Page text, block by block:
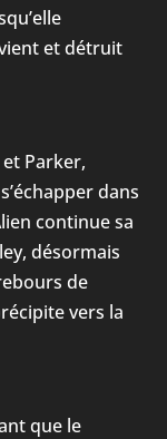
et détruit
Parker,
dans
continue sa
désormais
de
vers la
que le